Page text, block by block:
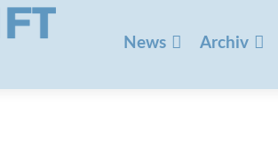
springen
News Archiv